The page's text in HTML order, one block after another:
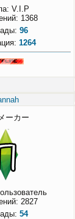
V.I.P
1368
96
1264
ーカー
2827
54